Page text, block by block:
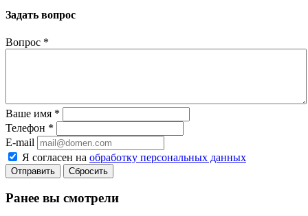
Задать вопрос
Вопрос *
Ваше имя *
Телефон *
E-mail
Я согласен на обработку персональных данных
Сбросить
Ранее вы смотрели